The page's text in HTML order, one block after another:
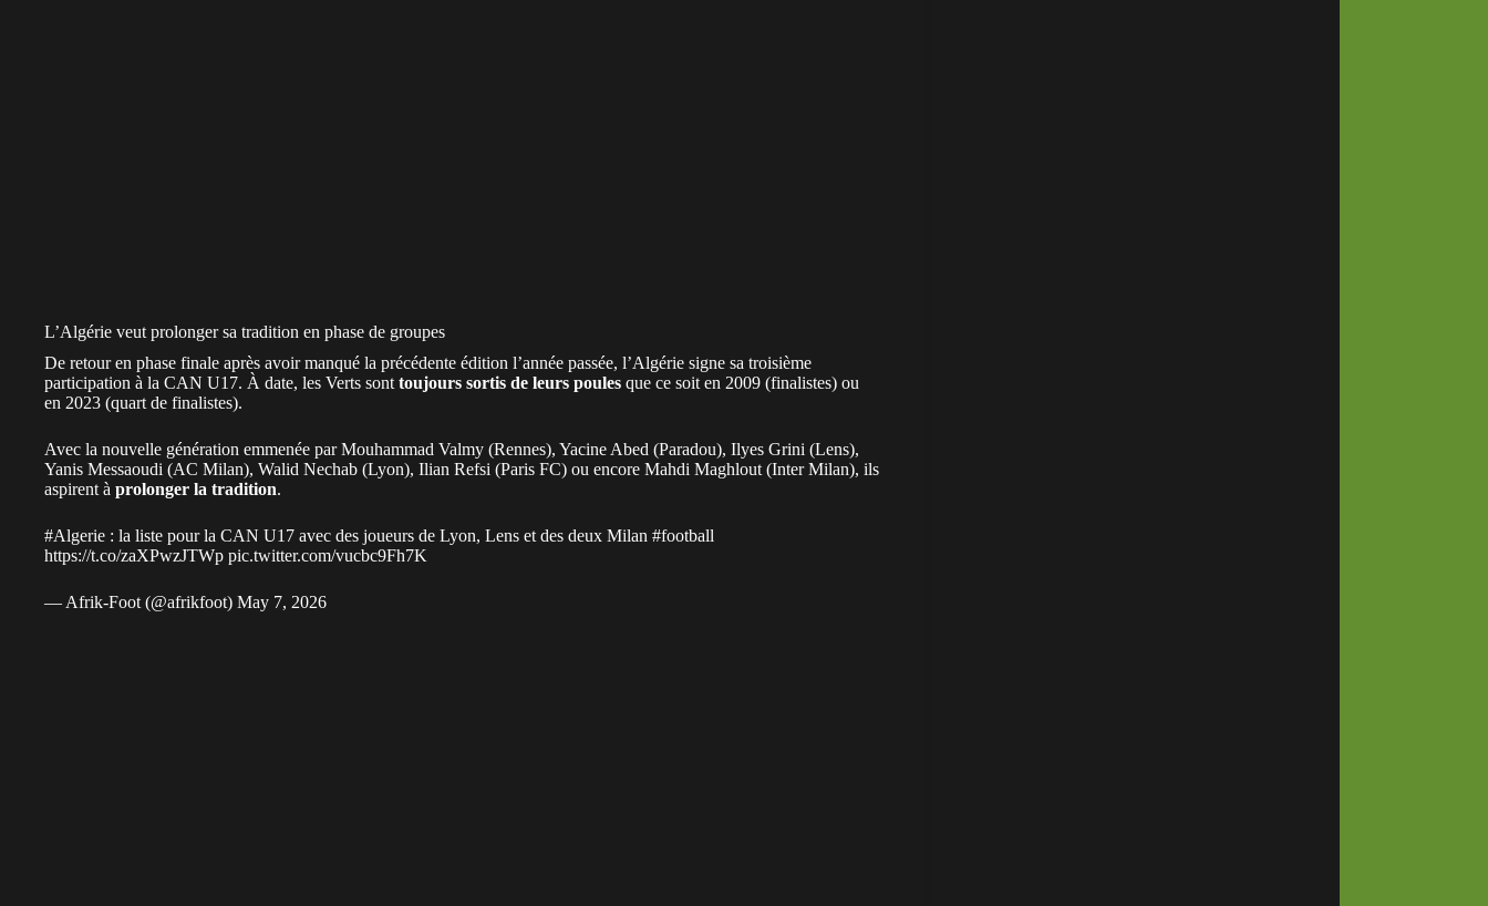
L’Algérie veut prolonger sa tradition en phase de groupes
De retour en phase finale après avoir manqué la précédente édition l’année passée, l’Algérie signe sa troisième
participation à la CAN U17. À date, les Verts sont toujours sortis de leurs poules que ce soit en 2009 (finalistes) ou
en 2023 (quart de finalistes).
Avec la nouvelle génération emmenée par Mouhammad Valmy (Rennes), Yacine Abed (Paradou), Ilyes Grini (Lens),
Yanis Messaoudi (AC Milan), Walid Nechab (Lyon), Ilian Refsi (Paris FC) ou encore Mahdi Maghlout (Inter Milan), ils
aspirent à prolonger la tradition.
#Algerie : la liste pour la CAN U17 avec des joueurs de Lyon, Lens et des deux Milan #football
https://t.co/zaXPwzJTWp pic.twitter.com/vucbc9Fh7K
— Afrik-Foot (@afrikfoot) May 7, 2026